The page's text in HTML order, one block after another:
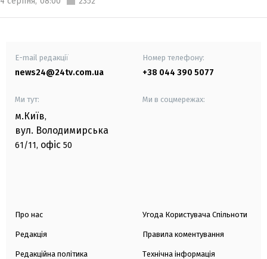
E-mail редакції
news24@24tv.com.ua
Номер телефону:
+38 044 390 5077
Ми тут:
м.Київ,
вул. Володимирська
61/11, офіс 50
Ми в соцмережах:
Про нас
Редакція
Редакційна політика
Угода Користувача Спільноти
Правила коментування
Технічна інформація